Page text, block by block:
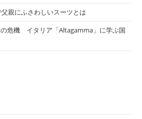
親にふさわしいスーツとは
危機 イタリア「Altagamma」に学ぶ国